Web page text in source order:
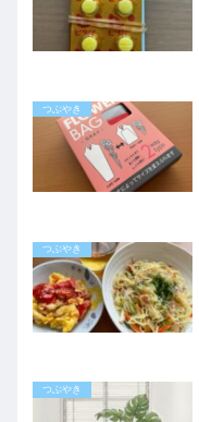
つぶやき
つぶやき
つぶやき